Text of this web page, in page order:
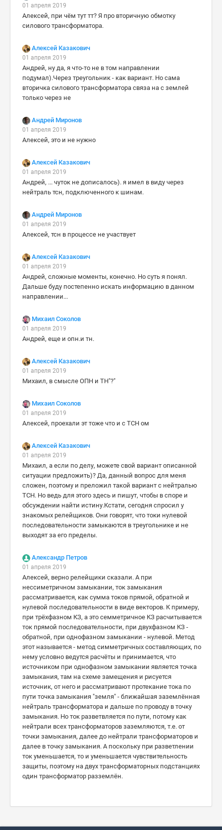
01 апреля 2019
Алексей, при чём тут тт? Я про вторичную обмотку
силового трансформатора.
Алексей Казакович
01 апреля 2019
Андрей, ну да, я что-то не в том направлении
подумал).Через треугольник - как вариант. Но сама
вторичка силового трансформатора связа на с землей
только через не
Андрей Миронов
01 апреля 2019
Алексей, это и не нужно
Алексей Казакович
01 апреля 2019
Андрей, ... чуток не дописалось). я имел в виду через
нейтраль тсн, подключенного к шинам.
Андрей Миронов
01 апреля 2019
Алексей, тсн в процессе не участвует
Алексей Казакович
01 апреля 2019
Андрей, сложные моменты, конечно. Но суть я понял.
Дальше буду постепенно искать информацию в данном
направлении...
Михаил Соколов
01 апреля 2019
Андрей, еще и опн.и тн.
Алексей Казакович
01 апреля 2019
Михаил, в смысле ОПН и ТН"?"
Михаил Соколов
01 апреля 2019
Алексей, проехали эт тоже что и с ТСН ом
Алексей Казакович
01 апреля 2019
Михаил, а если по делу, можете свой вариант описанной
ситуации предложить)? Да, данный вопрос для меня
сложен, поэтому и преложил такой вариант с нейтралью
ТСН. Но ведь для этого здесь и пишут, чтобы в споре и
обсуждении найти истину.Кстати, сегодня спросил у
знакомых релейщиков. Они говорят, что токи нулевой
последовательности замыкаются в треугольнике и не
выходят за его пределы.
Александр Петров
01 апреля 2019
Алексей, верно релейщики сказали. А при
нессиметричном замыкании, ток замыкания
рассматривается, как сумма токов прямой, обратной и
нулевой последовательности в виде векторов. К примеру,
при трёхфазном КЗ, а это семметричное КЗ расчитывается
ток прямой последовательности, при двухфазном КЗ -
обратной, при однофазном замыкании - нулевой. Метод
этот называется - метод симметричных составляющих, по
нему условно ведутся расчёты и принимается, что
источником при однофазном замыкании является точка
замыкания, там на схеме замещения и рисуется
источник, от него и рассматривают протекание тока по
пути точка замыкания "земля" - ближайшая заземлённая
нейтраль трансформатора и дальше по проводу в точку
замыкания. Но ток разветвляется по пути, потому как
нейтрали всех трансформаторов заземляются, т.е. от
точки замыкания, далее до нейтрали трансформаторов и
далее в точку замыкания. А поскольку при разветлении
ток уменьшается, то и уменьшается чувствительность
защиты, поэтому на двух трансформаторных подстанциях
один трансформатор разземлён.